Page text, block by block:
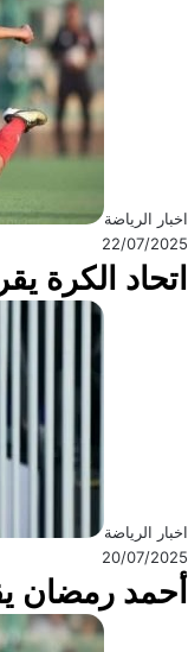
اخبار الرياضة
22/07/2025
اتحاد الكرة
اخبار الرياضة
20/07/2025
أحمد رمضان